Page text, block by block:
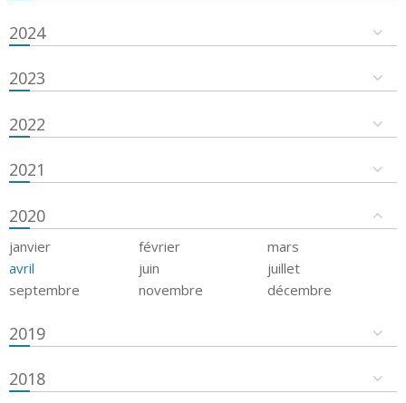
2024
2023
2022
2021
2020
janvier février
mars
avril
juin
juillet
septembre
novembre décembre
2019
2018